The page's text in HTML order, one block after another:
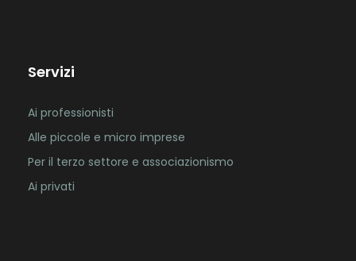
Servizi
Ai professionisti
Alle piccole e micro imprese
Per il terzo settore e associazionismo
Ai privati